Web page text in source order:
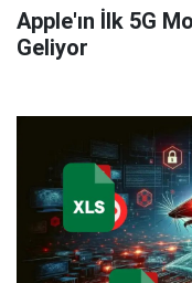
Apple'ın İlk 5G
Geliyor